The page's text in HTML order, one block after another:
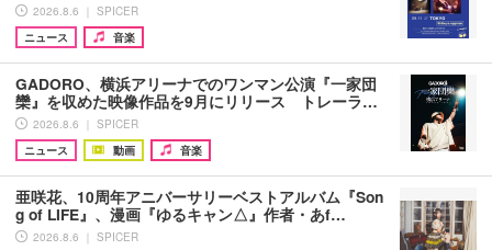
2026.8.6 ｜ SPICER
ニュース
音楽
GADORO、横浜アリーナでのワンマン公演『一家団
欒』を収めた映像作品を9月にリリース トレーラ…
2026.8.6 ｜ SPICER
ニュース
動画 音楽
亜咲花、10周年アニバーサリーベストアルバム『Son
g of LIFE』、漫画『ゆるキャン△』作者・あf…
2026.8.6 ｜ SPICER